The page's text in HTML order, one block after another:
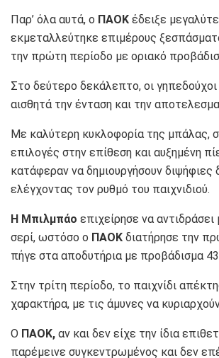
Παρ’ όλα αυτά, ο ΠΑΟΚ έδειξε
εκμεταλλεύτηκε επιμέρους
την πρώτη περίοδο με οριακό
Στο δεύτερο δεκάλεπτο, οι
αισθητά την ένταση και την
Με καλύτερη κυκλοφορία της μπάλας,
επιλογές στην επίθεση και αυξημένη
κατάφεραν να δημιουργήσουν διψήφιες
ελέγχοντας τον ρυθμό του παιχνιδιού.
Η Μπιλμπάο επιχείρησε να
σερί, ωστόσο ο ΠΑΟΚ διατήρησε την
πήγε στα αποδυτήρια με προβάδισμα
Στην τρίτη περίοδο, το παιχνίδι
χαρακτήρα, με τις άμυνες να
Ο ΠΑΟΚ, αν και δεν είχε την ίδια
παρέμεινε συγκεντρωμένος και δεν